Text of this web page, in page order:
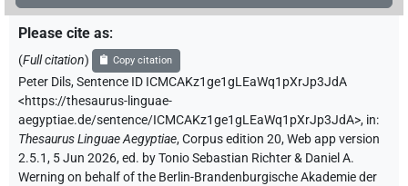
Please cite as:
(Full citation) Copy citation
Peter Dils,Sentence ID ICMCAKz1ge1gLEaWq1pXrJp3JdA
<https://thesaurus-linguae-
aegyptiae.de/sentence/ICMCAKz1ge1gLEaWq1pXrJp3JdA>, in:
Thesaurus Linguae Aegyptiae,Corpus edition 20, Web app version
2.5.1, 5 Jun 2026, ed. by Tonio Sebastian Richter & Daniel A.
Werning on behalf of the Berlin-Brandenburgische Akademie der